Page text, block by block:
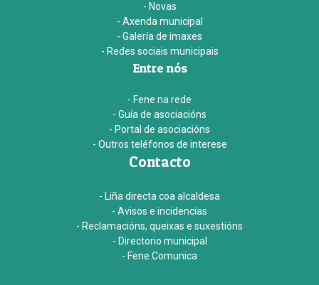
- Novas
- Axenda municipal
- Galería de imaxes
- Redes sociais municipais
Entre nós
- Fene na rede
- Guía de asociacións
- Portal de asociacións
- Outros teléfonos de interese
Contacto
- Liña directa coa alcaldesa
- Avisos e incidencias
- Reclamacións, queixas e suxestións
- Directorio municipal
- Fene Comunica